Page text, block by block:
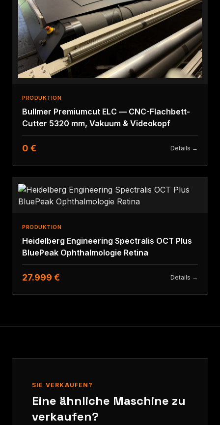
PRODUKTION
Bullmer Premiumcut ELC — CNC-Flachbett-
Cutter 5320 mm, Vakuum & Videokopf
0 € Details →
PRODUKTION
Heidelberg Engineering Spectralis OCT Plus
BluePeak Ophthalmologie Retina
27.999 € Details →
SIE VERKAUFEN?
Eine ähnliche Maschine zu
verkaufen?